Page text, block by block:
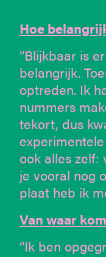
Hoe
“Blijkbaar is
belangrijk.
optreden. Ik
nummers
tekort, dus
ook alles zelf:
je vooral nog
plaat heb ik
Van waar
“Ik ben